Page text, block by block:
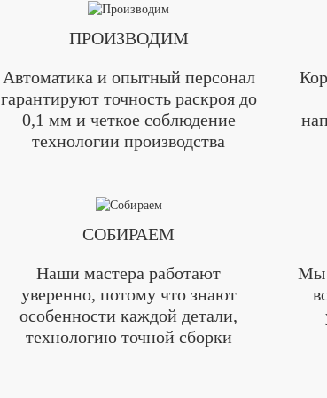
ПРОИЗВОДИМ
Автоматика и опытный персонал
гарантируют точность раскроя до
0,1 мм и четкое соблюдение
технологии производства
СОБИРАЕМ
Наши мастера работают
уверенно, потому что знают
особенности каждой детали,
технологию точной сборки
Мы